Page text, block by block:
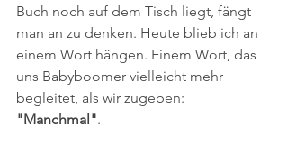
Buch noch auf dem Tisch liegt, fängt
man an zu denken. Heute blieb ich an
einem Wort hängen. Einem Wort, das
uns Babyboomer vielleicht mehr
begleitet, als wir zugeben:
"Manchmal".